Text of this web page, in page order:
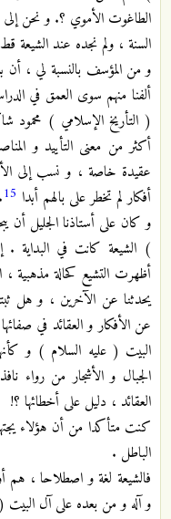
الطاغوت الأموي ؟. و نحن
السنة ، ولم نجده عند الشيعة
و من المؤسف بالنسبة لي ،
ألفنا منهم سوى العمق في
( التأريخ الإسلامي )
أكثر من معنى التأييد و
عقيدة خاصة ، و نسب إلى
أفكار لم تخطر على بالهم أبدا 15
.
و كان على أستاذنا الجليل
) الشيعة كانت في البداية .
أظهرت التشيع كحالة مذهبية
يحدثنا عن الآخرين ، و هل
عن الأفكار و العقائد في
البيت ( عليه السلام ) و
الجبال و الأشجار من رواء
العقائد ، دليل على أخطائها ؟!
كنت متأكدا من أن هؤلاء
الباطل .
فالشيعة لغة و اصطلاحا ، هم
و آله و من بعده على آل